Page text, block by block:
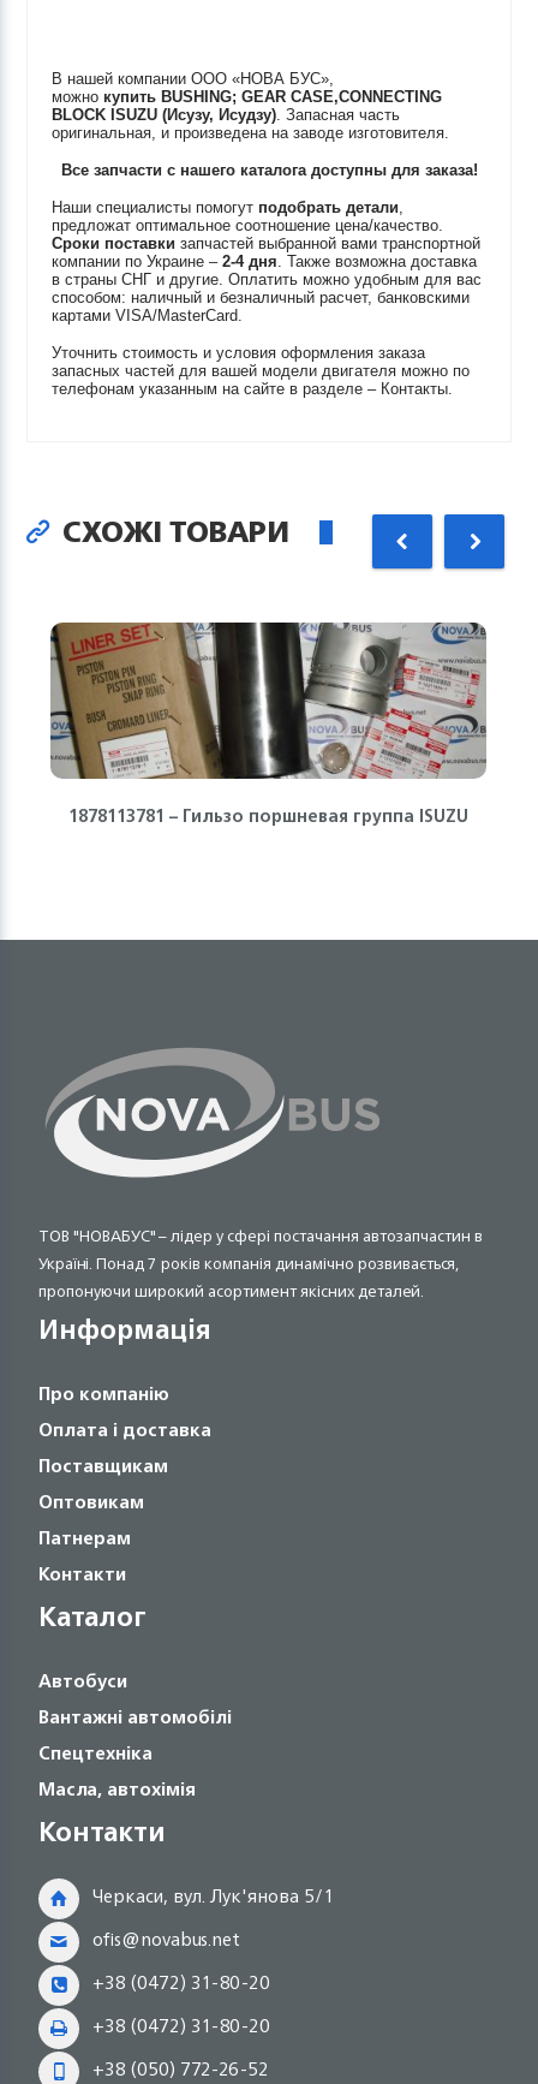
В нашей компании ООО «НОВА БУС»,
можно купить BUSHING; GEAR CASE,CONNECTING
BLOCK ISUZU (Исузу, Исудзу). Запасная часть
оригинальная, и произведена на заводе изготовителя.
Все запчасти с нашего каталога доступны для заказа!
Наши специалисты помогут подобрать детали,
предложат оптимальное соотношение цена/качество.
Сроки поставки запчастей выбранной вами транспортной
компании по Украине –2-4 дня. Также возможна доставка
в страны СНГ и другие. Оплатить можно удобным для вас
способом: наличный и безналичный расчет, банковскими
картами VISA/MasterCard.
Уточнить стоимость и условия оформления заказа
запасных частей для вашей модели двигателя можно по
телефонам указанным на сайте в разделе – Контакты.
СХОЖІ ТОВАРИ
1878113781 – Гильзо поршневая группа ISUZU
ТОВ "НОВАБУС" – лідер у сфері постачання автозапчастин в
Україні. Понад 7 років компанія динамічно розвивається,
пропонуючи широкий асортимент якісних деталей.
Информація
Про компанію
Оплата і доставка
Поставщикам
Оптовикам
Патнерам
Контакти
Каталог
Автобуси
Вантажні автомобілі
Спецтехніка
Масла, автохімія
Контакти
Черкаси, вул. Лук'янова 5/1
ofis@novabus.net
+38 (0472) 31-80-20
+38 (0472) 31-80-20
+38 (050) 772-26-52